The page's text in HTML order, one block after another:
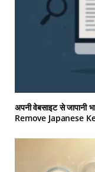
अपनी वेबसाइट से जापानी
Remove Japanese